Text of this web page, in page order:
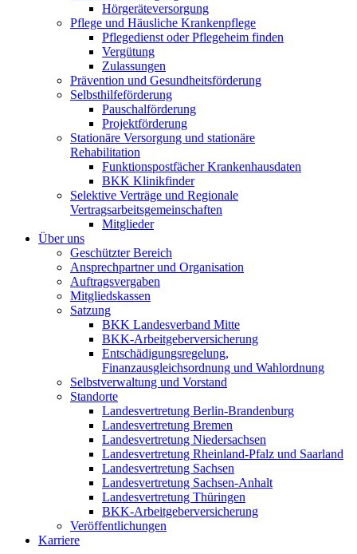
Hörgeräteversorgung
Pflege und Häusliche Krankenpflege
Pflegedienst oder Pflegeheim finden
Vergütung
Zulassungen
Prävention und Gesundheitsförderung
Selbsthilfeförderung
Pauschalförderung
Projektförderung
Stationäre Versorgung und stationäre
Rehabilitation
Funktionspostfächer Krankenhausdaten
BKK Klinikfinder
Selektive Verträge und Regionale
Vertragsarbeitsgemeinschaften
Mitglieder
Über uns
Geschützter Bereich
Ansprechpartner und Organisation
Auftragsvergaben
Mitgliedskassen
Satzung
BKK Landesverband Mitte
BKK-Arbeitgeberversicherung
Entschädigungsregelung,
Finanzausgleichsordnung und Wahlordnung
Selbstverwaltung und Vorstand
Standorte
Landesvertretung Berlin-Brandenburg
Landesvertretung Bremen
Landesvertretung Niedersachsen
Landesvertretung Rheinland-Pfalz und Saarland
Landesvertretung Sachsen
Landesvertretung Sachsen-Anhalt
Landesvertretung Thüringen
BKK-Arbeitgeberversicherung
Veröffentlichungen
Karriere